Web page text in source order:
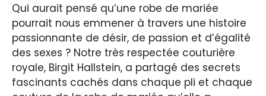
Qui aurait pensé qu’une robe de mariée
pourrait nous emmener à travers une histoire
passionnante de désir, de passion et d’égalité
des sexes ? Notre très respectée couturière
royale, Birgit Hallstein, a partagé des secrets
fascinants cachés dans chaque pli et chaque